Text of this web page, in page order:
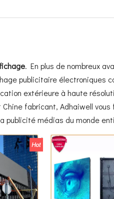
. En plus de nombreux
publicitaire électroniques
extérieure à haute
fabricant, Adhaiwell vous
publicité médias du monde